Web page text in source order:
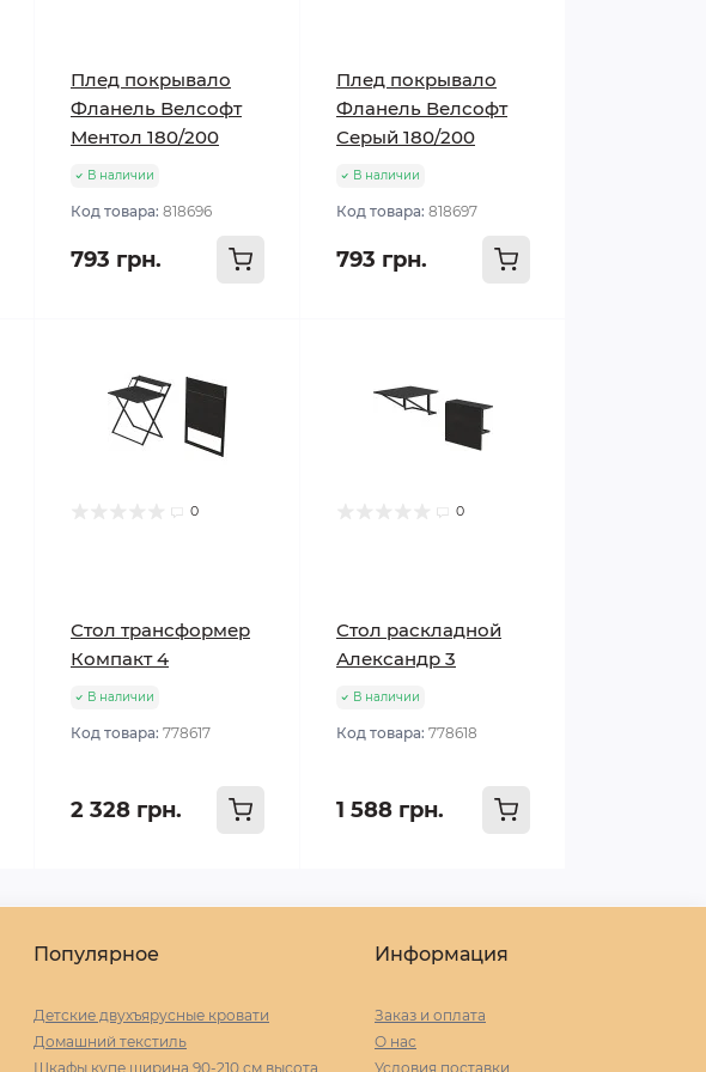
Плед покрывало
Фланель Велсофт
Ментол 180/200
В наличии
Код товара: 818696
793 грн.
Плед покрывало
Фланель Велсофт
Серый 180/200
В наличии
Код товара: 818697
793 грн.
0
Стол трансформер
Компакт 4
В наличии
Код товара: 778617
2 328 грн.
0
Стол раскладной
Александр 3
В наличии
Код товара: 778618
1 588 грн.
Популярное
Детские двухъярусные кровати
Домашний текстиль
Шкафы купе ширина 90-210 cм высота
Информация
Заказ и оплата
О нас
Условия поставки